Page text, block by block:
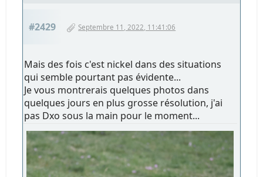
#2429 Septembre 11, 2022, 11:41:06
Mais des fois c'est nickel dans des situations
qui semble pourtant pas évidente...
Je vous montrerais quelques photos dans
quelques jours en plus grosse résolution, j'ai
pas Dxo sous la main pour le moment...